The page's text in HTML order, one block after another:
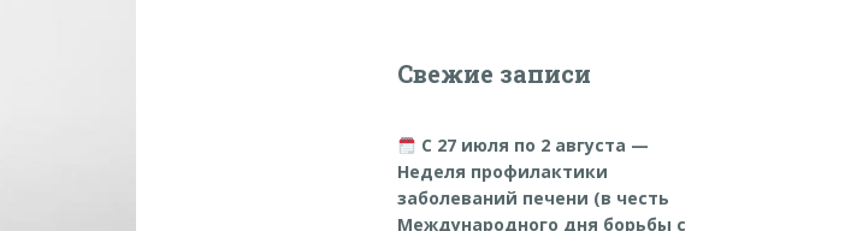
Свежие записи
С 27 июля по 2 августа —
Неделя профилактики
заболеваний печени (в честь
Международного дня борьбы с